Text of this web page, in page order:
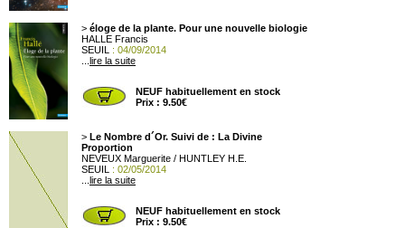
> éloge de la plante. Pour une nouvelle biologie
HALLE Francis
SEUIL
: 04/09/2014
lire la suite
NEUF habituellement en stock
Prix : 9.50€
> Le Nombre d´Or. Suivi de : La Divine
Proportion
NEVEUX Marguerite / HUNTLEY H.E.
SEUIL
: 02/05/2014
lire la suite
NEUF habituellement en stock
Prix : 9.50€